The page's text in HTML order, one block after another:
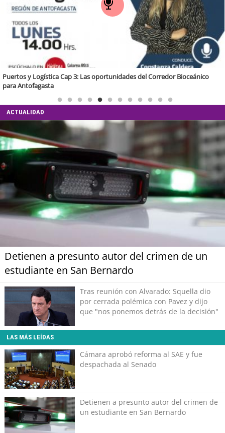
Puertos y Logística Cap 3: Las oportunidades del Corredor Bioceánico
para Antofagasta
ACTUALIDAD
Detienen a presunto autor del crimen de un
estudiante en San Bernardo
Tras reunión con Alvarado: Squella dio
por cerrada polémica con Pavez y dijo
que "nos ponemos detrás de la decisión"
LAS MÁS LEÍDAS
Cámara aprobó reforma al SAE y fue
despachada al Senado
Detienen a presunto autor del crimen de
un estudiante en San Bernardo